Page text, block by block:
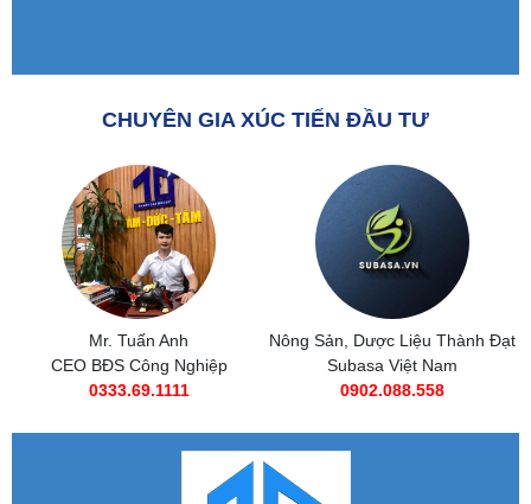
CHUYÊN GIA XÚC TIẾN ĐẦU TƯ
Nông Sản, Dược Liệu Thành Đạt
Subasa Việt Nam
0902.088.558
Subasa Việt Nam
Chuỗi đồ ăn nhanh Subasa
0985 269 685